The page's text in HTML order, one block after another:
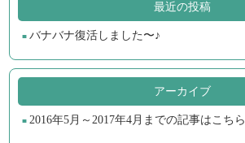
最近の投稿
バナバナ復活しました〜♪
アーカイブ
2016年5月～2017年4月までの記事はこちら